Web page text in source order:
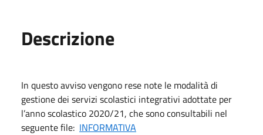
Descrizione
In questo avviso vengono rese note le modalità di
gestione dei servizi scolastici integrativi adottate per
l’anno scolastico 2020/21, che sono consultabili nel
seguente file: INFORMATIVA